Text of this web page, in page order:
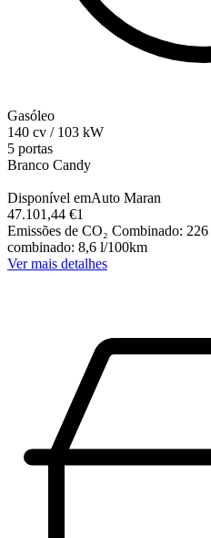
Gasóleo
140 cv / 103 kW
5 portas
Branco Candy
Disponível emAuto Maran
47.101,44 €1
Emissões de CO₂ Combinado: 226
combinado: 8,6 l/100km
Ver mais detalhes